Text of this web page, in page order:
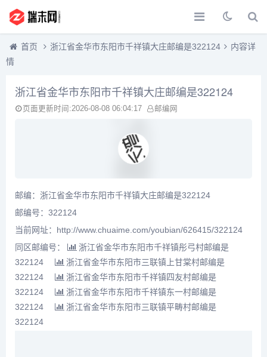
首页 浙江省金华市东阳市千祥镇大庄邮编是322124
内容详
情
浙江省金华市东阳市千祥镇大庄邮编是322124
页面更新时间:2026-08-08 06:04:17 邮编网
邮编：浙江省金华市东阳市千祥镇大庄邮编是322124
邮编号：322124
当前网址：http://www.chuaime.com/youbian/626415/322124
同区邮编号：
浙江省金华市东阳市千祥镇彤弓村邮编是
322124
浙江省金华市东阳市三联镇上甘棠村邮编是
322124
浙江省金华市东阳市千祥镇四友村邮编是
322124
浙江省金华市东阳市千祥镇东一村邮编是
322124
浙江省金华市东阳市三联镇平畴村邮编是
322124